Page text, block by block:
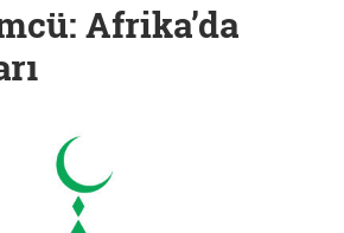
Afrika’da